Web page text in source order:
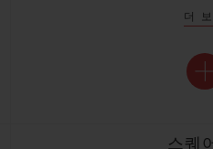
더 보
스퀘